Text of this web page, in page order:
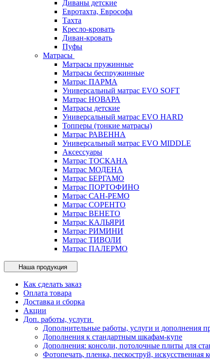
Диваны детские
Евротахта, Еврософа
Тахта
Кресло-кровать
Диван-кровать
Пуфы
Матрасы
Матрасы пружинные
Матрасы беспружинные
Матрас ПАРМА
Универсальный матрас EVO SOFT
Матрас НОВАРА
Матрасы детские
Универсальный матрас EVO HARD
Топперы (тонкие матрасы)
Матрас РАВЕННА
Универсальный матрас EVO MIDDLE
Аксессуары
Матрас ТОСКАНА
Матрас МОДЕНА
Матрас БЕРГАМО
Матрас ПОРТОФИНО
Матрас САН-РЕМО
Матрас СОРЕНТО
Матрас ВЕНЕТО
Матрас КАЛЬЯРИ
Матрас РИМИНИ
Матрас ТИВОЛИ
Матрас ПАЛЕРМО
Наша продукция
Как сделать заказ
Оплата товара
Доставка и сборка
Акции
Доп. работы, услуги
Дополнительные работы, услуги и дополнения
Дополнения к стандартным шкафам-купе
Дополнения: консоли, потолочные плиты для
Фотопечать, пленка, пескоструй, искусственная